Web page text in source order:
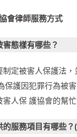
會律師服務方式
態樣有哪些？
定被害人保護法
保護因犯罪行為被
人保 護協會的幫忙
服務項目有哪些